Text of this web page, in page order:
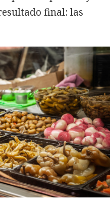
final: las